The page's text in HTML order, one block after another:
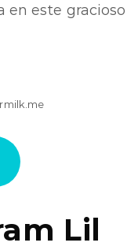
en este gracioso
Lil